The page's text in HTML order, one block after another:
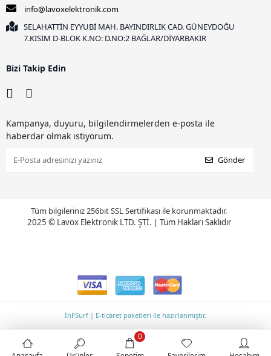
info@lavoxelektronik.com
SELAHATTİN EYYUBİ MAH. BAYINDIRLIK CAD. GÜNEYDOĞU
7.KISIM D-BLOK K.NO: D.NO:2 BAĞLAR/DİYARBAKIR
Bizi Takip Edin
Kampanya, duyuru, bilgilendirmelerden e-posta ile
haberdar olmak istiyorum.
Gönder
Tüm bilgileriniz 256bit SSL Sertifikası ile korunmaktadır.
2025 © Lavox Elektronik LTD. ŞTİ. | Tüm Hakları Saklıdır
0
İnFSurf | E-ticaret paketleri ile hazırlanmıştır.